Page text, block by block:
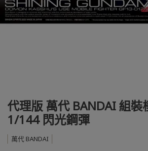
代理版 萬代 BANDAI 組裝
1/144 閃光鋼彈
萬代 BANDAI